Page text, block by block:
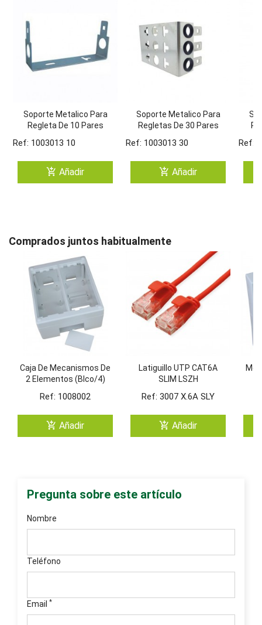
Soporte Metalico Para
Regleta De 10 Pares
Ref: 1003013 10
add_shopping_cart Añadir
Soporte Metalico Para
Regletas De 30 Pares
Ref: 1003013 30
add_shopping_cart Añadir
Ref:
Comprados juntos habitualmente
Caja De Mecanismos De
2 Elementos (Blco/4)
Ref: 1008002
add_shopping_cart Añadir
Latiguillo UTP CAT6A
SLIM LSZH
Ref: 3007 X.6A SLY
add_shopping_cart Añadir
Pregunta sobre este artículo
Nombre
Teléfono
Email *